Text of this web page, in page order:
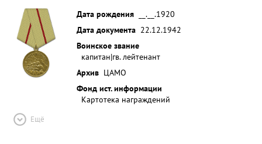
Дата рождения
__.__.1920
Дата документа 22.12.1942
Воинское звание
капитан|гв. лейтенант
Архив ЦАМО
Фонд ист. информации
Картотека награждений
Ещё